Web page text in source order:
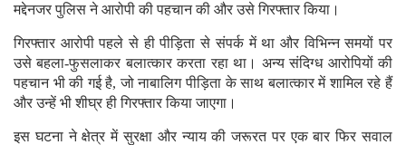
मद्देनजर पुलिस ने आरोपी की पहचान की और उसे गिरफ्तार किया।
गिरफ्तार आरोपी पहले से ही पीड़िता से संपर्क में था और विभिन्न समयों पर
उसे बहला-फुसलाकर बलात्कार करता रहा था। अन्य संदिग्ध आरोपियों की
पहचान भी की गई है, जो नाबालिग पीड़िता के साथ बलात्कार में शामिल रहे हैं
और उन्हें भी शीघ्र ही गिरफ्तार किया जाएगा।
इस घटना ने क्षेत्र में सुरक्षा और न्याय की जरूरत पर एक बार फिर सवाल